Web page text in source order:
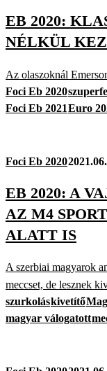
EB 2020:
NÉLKÜL
Az olaszoknál
Foci Eb 2020
Foci Eb 2021Euro
Foci Eb 2020
EB 2020: A
AZ M4
ALATT IS
A szerbiai magyarok
meccset, de lesznek
szurkoláskivetítő
magyar válogatott